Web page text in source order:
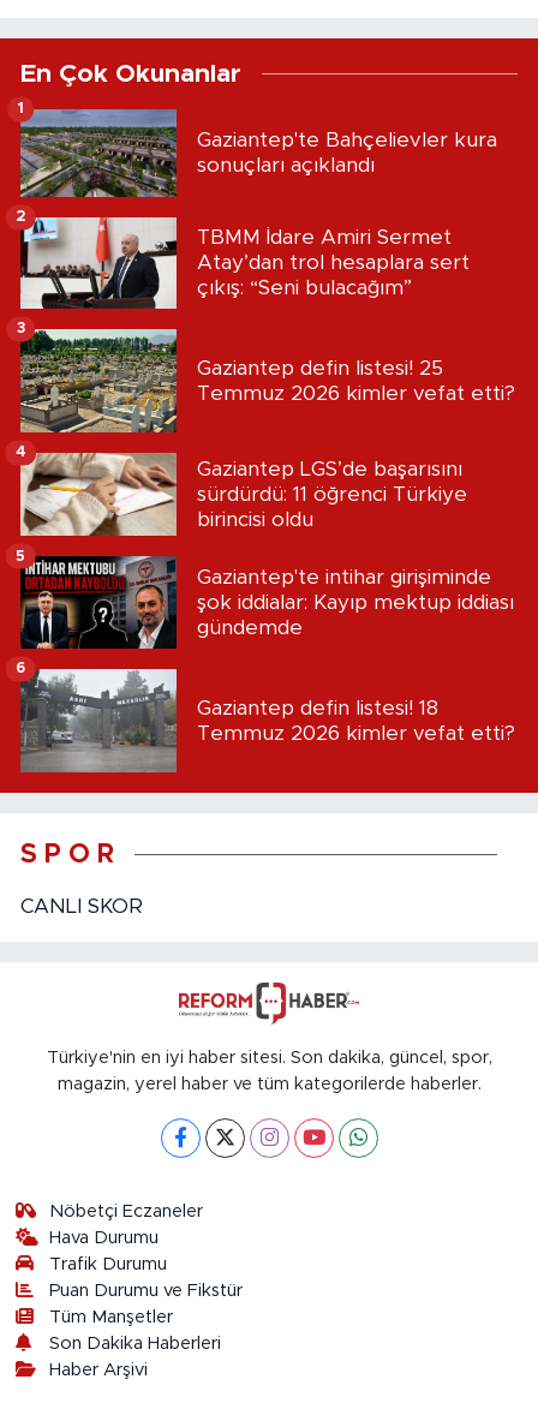
En Çok Okunanlar
Gaziantep'te Bahçelievler kura
sonuçları açıklandı
1
TBMM İdare Amiri Sermet
Atay’dan trol hesaplara sert
çıkış: “Seni bulacağım”
2
Gaziantep defin listesi! 25
Temmuz 2026 kimler vefat etti?
3
Gaziantep LGS’de başarısını
sürdürdü: 11 öğrenci Türkiye
birincisi oldu
4
Gaziantep'te intihar girişiminde
şok iddialar: Kayıp mektup iddiası
gündemde
5
Gaziantep defin listesi! 18
Temmuz 2026 kimler vefat etti?
6
S P O R
CANLI SKOR
Türkiye'nin en iyi haber sitesi. Son dakika, güncel, spor,
magazin, yerel haber ve tüm kategorilerde haberler.
Nöbetçi Eczaneler
Hava Durumu
Trafik Durumu
Puan Durumu ve Fikstür
Tüm Manşetler
Son Dakika Haberleri
Haber Arşivi